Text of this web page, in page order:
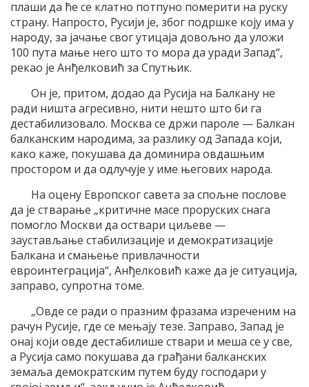
плаши да ће се клатно потпуно померити на руску
страну. Напросто, Русији је, због подршке коју има у
народу, за јачање свог утицаја довољно да уложи
100 пута мање него што то мора да уради Запад“,
рекао је Анђелковић за Спутњик.
Он је, притом, додао да Русија на Балкану не
ради ништа агресивно, нити нешто што би га
дестабилизовало. Москва се држи пароле — Балкан
балканским народима, за разлику од Запада који,
како каже, покушава да доминира овдашњим
простором и да одлучује у име његових народа.
На оцену Европског савета за спољне послове
да је стварање „критичне масе проруских снага
помогло Москви да оствари циљеве —
заустављање стабилизације и демократизације
Балкана и смањење привлачности
евроинтеграција“, Анђелковић каже да је ситуација,
заправо, супротна томе.
„Овде се ради о празним фразама изреченим на
рачун Русије, где се мењају тезе. Заправо, Запад је
онај који овде дестабилише ствари и меша се у све,
а Русија само покушава да грађани балканских
земаља демократским путем буду господари у